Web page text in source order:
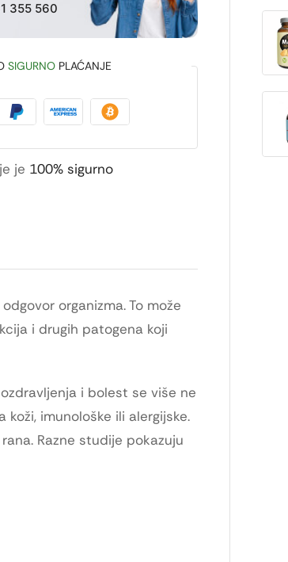
355 560
SIGURNOPLAĆANJE
je 100% sigurno
organizma. To može
i drugih patogena koji
i bolest se više ne
imunološke ili alergijske.
Razne studije pokazuju